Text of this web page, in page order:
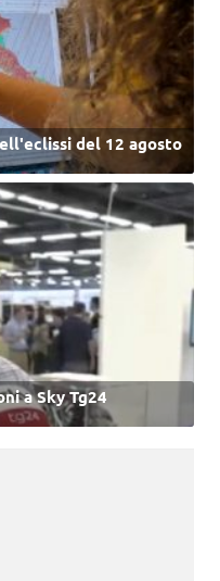
del 12 agosto
a Sky Tg24